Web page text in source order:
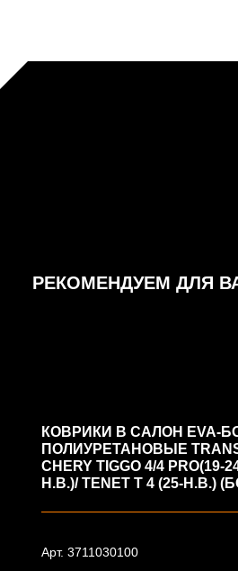
РЕКОМЕНДУЕМ ДЛЯ
КОВРИКИ В САЛОН EVA-
ПОЛИУРЕТАНОВЫЕ
CHERY TIGGO 4/4 PRO(19-
Н.В.)/ TENET T 4 (25-Н.В.)
Арт. 3711030100